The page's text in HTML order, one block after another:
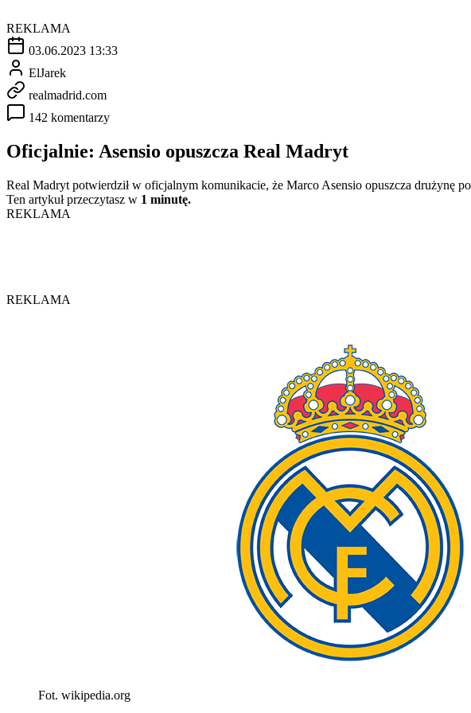
REKLAMA
03.06.2023 13:33
ElJarek
realmadrid.com
142 komentarzy
Oficjalnie: Asensio opuszcza Real Madryt
Real Madryt potwierdził w oficjalnym komunikacie, że Marco Asensio opuszcza drużynę
Ten artykuł przeczytasz w 1 minutę.
REKLAMA
REKLAMA
Fot. wikipedia.org